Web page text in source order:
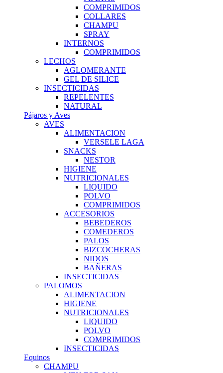
COMPRIMIDOS
COLLARES
CHAMPU
SPRAY
INTERNOS
COMPRIMIDOS
LECHOS
AGLOMERANTE
GEL DE SILICE
INSECTICIDAS
REPELENTES
NATURAL
Pájaros y Aves
AVES
ALIMENTACION
VERSELE LAGA
SNACKS
NESTOR
HIGIENE
NUTRICIONALES
LIQUIDO
POLVO
COMPRIMIDOS
ACCESORIOS
BEBEDEROS
COMEDEROS
PALOS
BIZCOCHERAS
NIDOS
BAÑERAS
INSECTICIDAS
PALOMOS
ALIMENTACION
HIGIENE
NUTRICIONALES
LIQUIDO
POLVO
COMPRIMIDOS
INSECTICIDAS
Equinos
CHAMPU